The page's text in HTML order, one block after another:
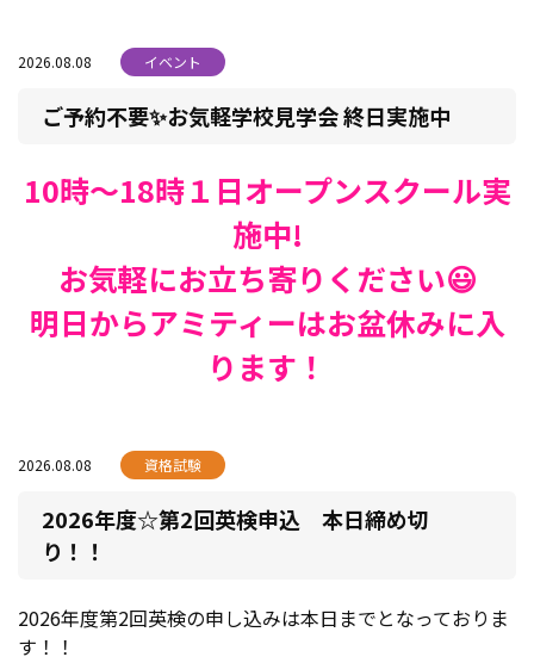
2026.08.08 イベント
ご予約不要✨お気軽学校見学会 終日実施中
10時～18時１日オープンスクール実
施中!
お気軽にお立ち寄りください😃
明日からアミティーはお盆休みに入
ります！
2026.08.08 資格試験
2026年度☆第2回英検申込 本日締め切
り！！
2026年度第2回英検の申し込みは本日までとなっておりま
す！！